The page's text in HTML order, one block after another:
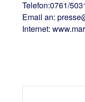
Telefon:0761/
Email an:
Internet: